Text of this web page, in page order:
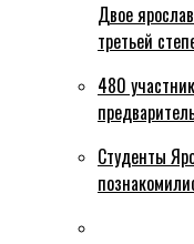
Двое
третьей
480
Студенты